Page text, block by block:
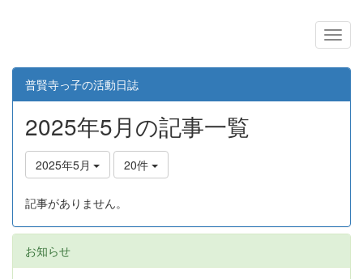
普賢寺っ子の活動日誌
2025年5月の記事一覧
2025年5月 20件
記事がありません。
お知らせ